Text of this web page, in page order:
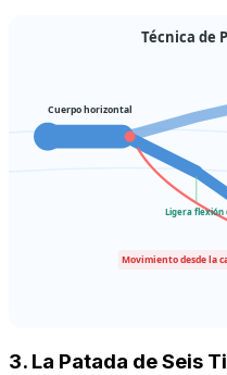
Cuerpo horizontal
Movimiento desde la
Ligera flexión
Técnica de
3. La Patada de Seis